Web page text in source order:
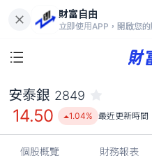
財富自由
立即使用APP，開啟您的
14.50
安泰銀 2849
14.50 1.04% 最近更新時間
個股概覽 財務報表